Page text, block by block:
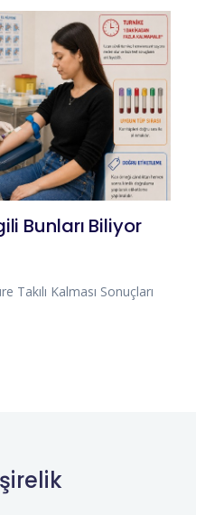
Bunları Biliyor
Takılı Kalması Sonuçları